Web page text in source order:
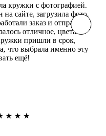
кружки с фотографией.
сайте, загрузила фото.
заказ и отправили
отличное, цвета
пришли в срок,
что выбрала именно эту
ещё!
★ ★ ★